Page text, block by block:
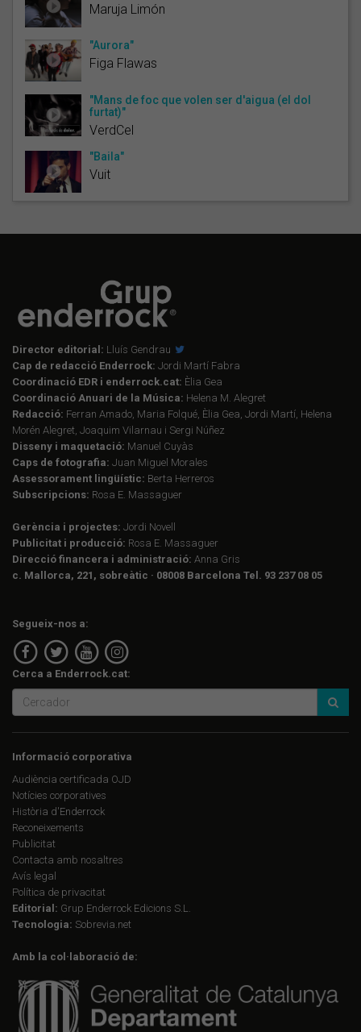
Maruja Limón
"Aurora"
Figa Flawas
"Mans de foc que volen ser d'aigua (el dol
furtat)"
VerdCel
"Baila"
Vuit
Director editorial: Lluís Gendrau
Cap de redacció Enderrock: Jordi Martí Fabra
Coordinació EDR i enderrock.cat: Èlia Gea
Coordinació Anuari de la Música: Helena M. Alegret
Redacció: Ferran Amado, Maria Folqué, Èlia Gea, Jordi Martí, Helena
Morén Alegret, Joaquim Vilarnau i Sergi Núñez
Disseny i maquetació: Manuel Cuyàs
Caps de fotografia: Juan Miguel Morales
Assessorament lingüístic: Berta Herreros
Subscripcions: Rosa E. Massaguer
Gerència i projectes: Jordi Novell
Publicitat i producció: Rosa E. Massaguer
Direcció financera i administració: Anna Gris
c. Mallorca, 221, sobreàtic · 08008 Barcelona Tel. 93 237 08 05
Segueix-nos a:
Cerca a Enderrock.cat:
Informació corporativa
Audiència certificada OJD
Notícies corporatives
Història d'Enderrock
Reconeixements
Publicitat
Contacta amb nosaltres
Avís legal
Política de privacitat
Editorial: Grup Enderrock Edicions S.L.
Tecnologia: Sobrevia.net
Amb la col·laboració de: